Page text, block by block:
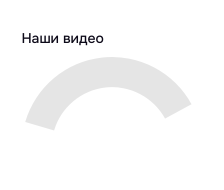
Наши видео